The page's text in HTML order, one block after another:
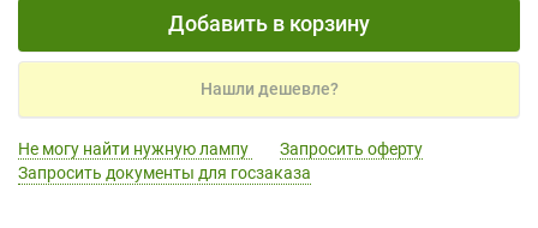
Добавить в корзину
Нашли дешевле?
Не могу найти нужную лампу
Запросить оферту
Запросить документы для госзаказа